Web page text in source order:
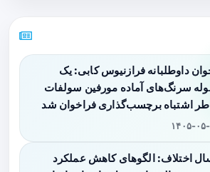
داوطلبانه فرازنیوس کابی: یک
سرنگ‌های آماده مورفین سولفات
اشتباه برچسب‌گذاری فراخوان شد
۰۵-۱۵
اختلاف: الگوهای کاهش عملکرد